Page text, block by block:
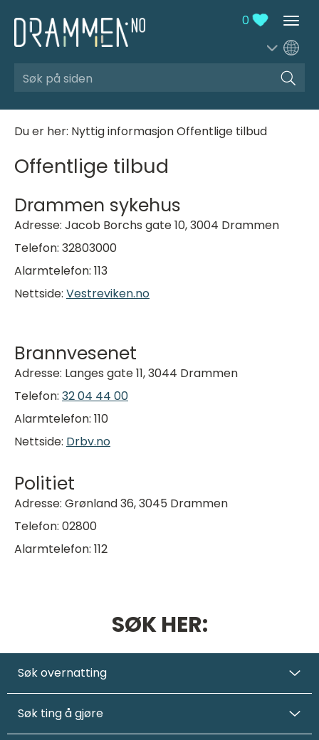
0
Søk
Du er her: Nyttig informasjonOffentlige tilbud
Offentlige tilbud
Drammen sykehus
Adresse: Jacob Borchs gate 10, 3004 Drammen
Telefon: 32803000
Alarmtelefon: 113
Nettside: Vestreviken.no
Brannvesenet
Adresse: Langes gate 11, 3044 Drammen
Telefon: 32 04 44 00
Alarmtelefon: 110
Nettside: Drbv.no
Politiet
Adresse: Grønland 36, 3045 Drammen
Telefon: 02800
Alarmtelefon: 112
SØK HER:
Søk overnatting
Søk ting å gjøre